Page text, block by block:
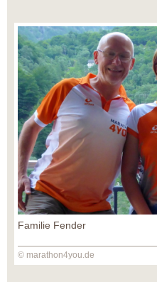
Familie Fender
© marathon4you.de